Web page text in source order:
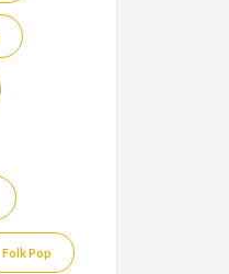
Folk Pop